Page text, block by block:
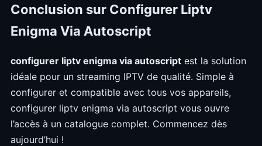
Conclusion sur Configurer Liptv
Enigma Via Autoscript
configurer liptv enigma via autoscript est la solution
idéale pour un streaming IPTV de qualité. Simple à
configurer et compatible avec tous vos appareils,
configurer liptv enigma via autoscript vous ouvre
l’accès à un catalogue complet. Commencez dès
aujourd’hui !